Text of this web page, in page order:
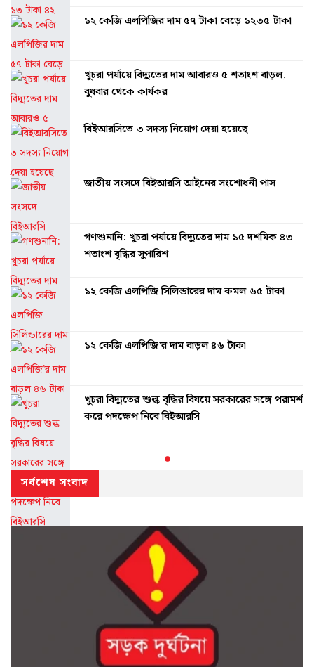
১২ কেজি এলপিজির দাম ৫৭ টাকা বেড়ে ১২৩৫ টাকা
খুচরা পর্যায়ে বিদ্যুতের দাম আবারও ৫ শতাংশ বাড়ল,
বুধবার থেকে কার্যকর
বিইআরসিতে ৩ সদস্য নিয়োগ দেয়া হয়েছে
জাতীয় সংসদে বিইআরসি আইনের সংশোধনী পাস
গণশুনানি: খুচরা পর্যায়ে বিদ্যুতের দাম ১৫ দশমিক ৪৩
শতাংশ বৃদ্ধির সুপারিশ
১২ কেজি এলপিজি সিলিন্ডারের দাম কমল ৬৫ টাকা
১২ কেজি এলপিজি’র দাম বাড়ল ৪৬ টাকা
খুচরা বিদ্যুতের শুল্ক বৃদ্ধির বিষয়ে সরকারের সঙ্গে পরামর্শ
করে পদক্ষেপ নিবে বিইআরসি
সর্বশেষ সংবাদ